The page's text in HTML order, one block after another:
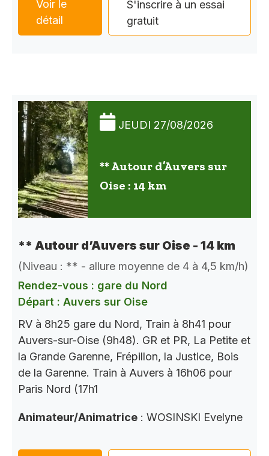
Voir le
détail
S'inscrire à un essai
gratuit
JEUDI 27/08/2026
** Autour d’Auvers sur
Oise : 14 km
** Autour d’Auvers sur Oise - 14 km
(Niveau : ** - allure moyenne de 4 à 4,5 km/h)
Rendez-vous : gare du Nord
Départ : Auvers sur Oise
RV à 8h25 gare du Nord, Train à 8h41 pour
Auvers-sur-Oise (9h48). GR et PR, La Petite et
la Grande Garenne, Frépillon, la Justice, Bois
de la Garenne. Train à Auvers à 16h06 pour
Paris Nord (17h1
Animateur/Animatrice : WOSINSKI Evelyne